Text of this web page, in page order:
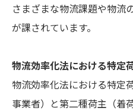
さまざまな物流課題や物流
が課されています。
物流効率化法における特定
物流効率化法における特定
事業者）と第二種荷主（着